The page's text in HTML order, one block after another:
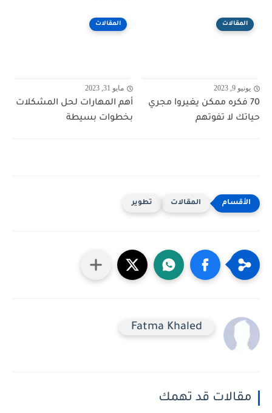
المقالات
يونيو 9, 2023
70 فكره ممكن يغيروا مجري
حياتك لا تفوتهم
المقالات
مايو 31, 2023
أهم المهارات لحل المشكلات
بخطوات بسيطة
المقالات تطوير
Fatma Khaled
مقالات قد تهمك